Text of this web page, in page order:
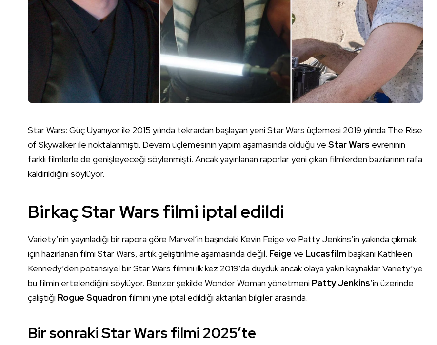
Star Wars: Güç Uyanıyor ile 2015 yılında tekrardan başlayan yeni Star Wars üçlemesi 2019 yılında The Rise
of Skywalker ile noktalanmıştı. Devam üçlemesinin yapım aşamasında olduğu ve Star Wars evreninin
farklı filmlerle de genişleyeceği söylenmişti. Ancak yayınlanan raporlar yeni çıkan filmlerden bazılarının rafa
kaldırıldığını söylüyor.
Birkaç Star Wars filmi iptal edildi
Variety’nin yayınladığı bir rapora göre Marvel’in başındaki Kevin Feige ve Patty Jenkins’in yakında çıkmak
için hazırlanan filmi Star Wars, artık geliştirilme aşamasında değil. Feige ve Lucasfilm başkanı Kathleen
Kennedy’den potansiyel bir Star Wars filmini ilk kez 2019’da duyduk ancak olaya yakın kaynaklar Variety’ye
bu filmin ertelendiğini söylüyor. Benzer şekilde Wonder Woman yönetmeni Patty Jenkins’in üzerinde
çalıştığı Rogue Squadron filmini yine iptal edildiği aktarılan bilgiler arasında.
Bir sonraki Star Wars filmi 2025’te